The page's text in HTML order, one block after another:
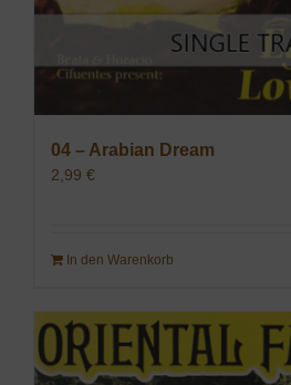
04 – Arabian Dream
2,99 €
In den Warenkorb